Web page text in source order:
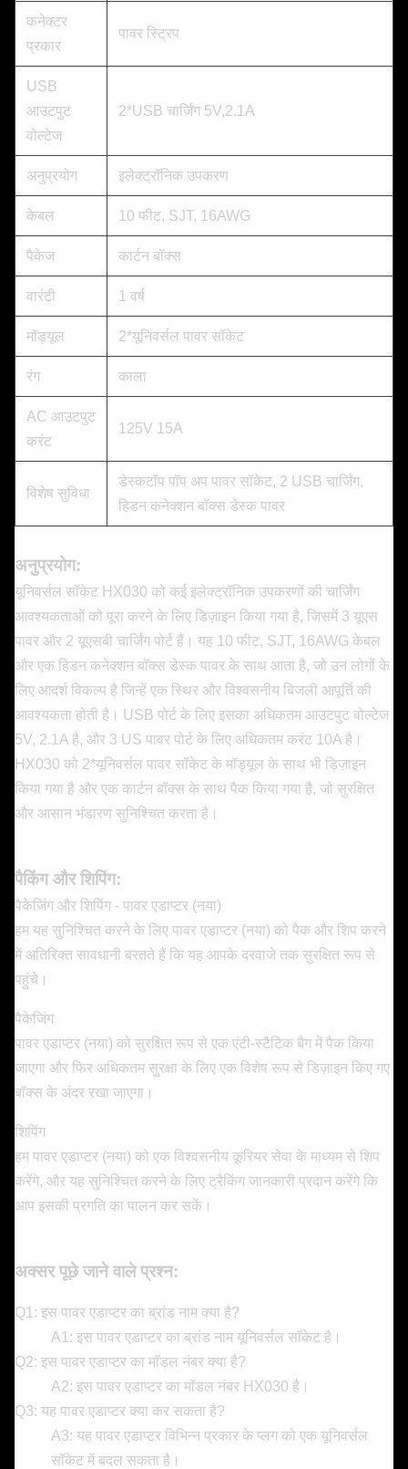
कनेक्टर
प्रकार
पावर स्ट्रिप
USB
आउटपुट
वोल्टेज
2*USB चार्जिंग 5V,2.1A
अनुप्रयोग इलेक्ट्रॉनिक उपकरण
केबल 10 फीट, SJT, 16AWG
पैकेज कार्टन बॉक्स
वारंटी 1 वर्ष
मॉड्यूल 2*यूनिवर्सल पावर सॉकेट
रंग काला
AC आउटपुट
करंट
125V 15A
विशेष सुविधा
डेस्कटॉप पॉप अप पावर सॉकेट, 2 USB चार्जिंग,
हिडन कनेक्शन बॉक्स डेस्क पावर
अनुप्रयोग:
यूनिवर्सल सॉकेट HX030 को कई इलेक्ट्रॉनिक उपकरणों की चार्जिंग
आवश्यकताओं को पूरा करने के लिए डिज़ाइन किया गया है, जिसमें 3 यूएस
पावर और 2 यूएसबी चार्जिंग पोर्ट हैं। यह 10 फीट, SJT, 16AWG केबल
और एक हिडन कनेक्शन बॉक्स डेस्क पावर के साथ आता है, जो उन लोगों के
लिए आदर्श विकल्प है जिन्हें एक स्थिर और विश्वसनीय बिजली आपूर्ति की
आवश्यकता होती है। USB पोर्ट के लिए इसका अधिकतम आउटपुट वोल्टेज
5V, 2.1A है, और 3 US पावर पोर्ट के लिए अधिकतम करंट 10A है।
HX030 को 2*यूनिवर्सल पावर सॉकेट के मॉड्यूल के साथ भी डिज़ाइन
किया गया है और एक कार्टन बॉक्स के साथ पैक किया गया है, जो सुरक्षित
और आसान भंडारण सुनिश्चित करता है।
पैकिंग और शिपिंग:
पैकेजिंग और शिपिंग - पावर एडाप्टर (नया)
हम यह सुनिश्चित करने के लिए पावर एडाप्टर (नया) को पैक और शिप करने
में अतिरिक्त सावधानी बरतते हैं कि यह आपके दरवाजे तक सुरक्षित रूप से
पहुंचे।
पैकेजिंग
पावर एडाप्टर (नया) को सुरक्षित रूप से एक एंटी-स्टैटिक बैग में पैक किया
जाएगा और फिर अधिकतम सुरक्षा के लिए एक विशेष रूप से डिज़ाइन किए गए
बॉक्स के अंदर रखा जाएगा।
शिपिंग
हम पावर एडाप्टर (नया) को एक विश्वसनीय कूरियर सेवा के माध्यम से शिप
करेंगे, और यह सुनिश्चित करने के लिए ट्रैकिंग जानकारी प्रदान करेंगे कि
आप इसकी प्रगति का पालन कर सकें।
अक्सर पूछे जाने वाले प्रश्न:
Q1: इस पावर एडाप्टर का ब्रांड नाम क्या है?
A1: इस पावर एडाप्टर का ब्रांड नाम यूनिवर्सल सॉकेट है।
Q2: इस पावर एडाप्टर का मॉडल नंबर क्या है?
A2: इस पावर एडाप्टर का मॉडल नंबर HX030 है।
Q3: यह पावर एडाप्टर क्या कर सकता है?
A3: यह पावर एडाप्टर विभिन्न प्रकार के प्लग को एक यूनिवर्सल
सॉकेट में बदल सकता है।